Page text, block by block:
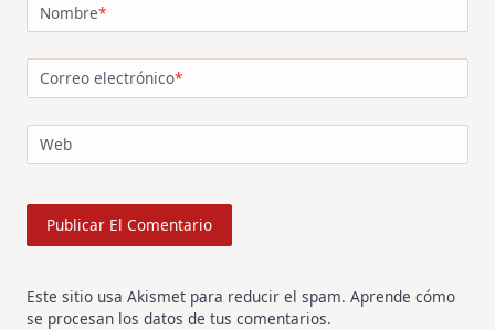
Nombre*
Correo electrónico*
Web
Este sitio usa Akismet para reducir el spam. Aprende cómo
se procesan los datos de tus comentarios.